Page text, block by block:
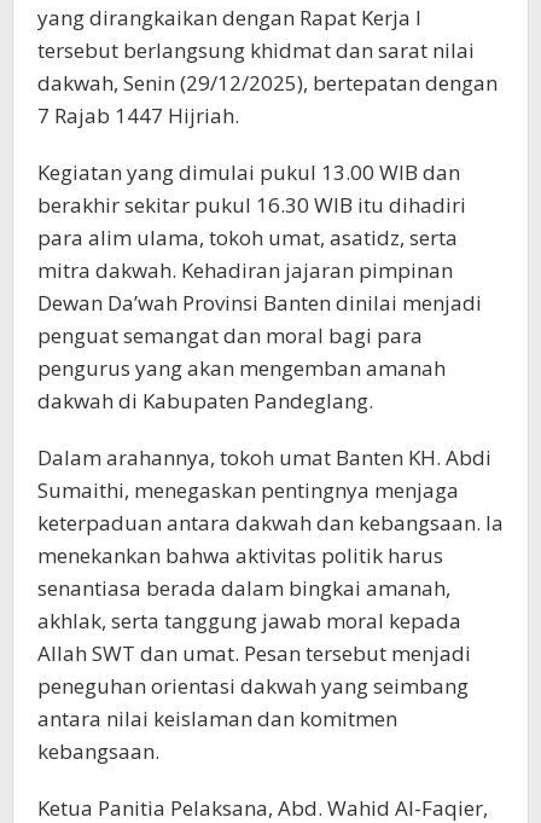
yang dirangkaikan dengan Rapat Kerja I
tersebut berlangsung khidmat dan sarat nilai
dakwah, Senin (29/12/2025), bertepatan dengan
7 Rajab 1447 Hijriah.
Kegiatan yang dimulai pukul 13.00 WIB dan
berakhir sekitar pukul 16.30 WIB itu dihadiri
para alim ulama, tokoh umat, asatidz, serta
mitra dakwah. Kehadiran jajaran pimpinan
Dewan Da’wah Provinsi Banten dinilai menjadi
penguat semangat dan moral bagi para
pengurus yang akan mengemban amanah
dakwah di Kabupaten Pandeglang.
Dalam arahannya, tokoh umat Banten KH. Abdi
Sumaithi, menegaskan pentingnya menjaga
keterpaduan antara dakwah dan kebangsaan. Ia
menekankan bahwa aktivitas politik harus
senantiasa berada dalam bingkai amanah,
akhlak, serta tanggung jawab moral kepada
Allah SWT dan umat. Pesan tersebut menjadi
peneguhan orientasi dakwah yang seimbang
antara nilai keislaman dan komitmen
kebangsaan.
Ketua Panitia Pelaksana, Abd. Wahid Al-Faqier,